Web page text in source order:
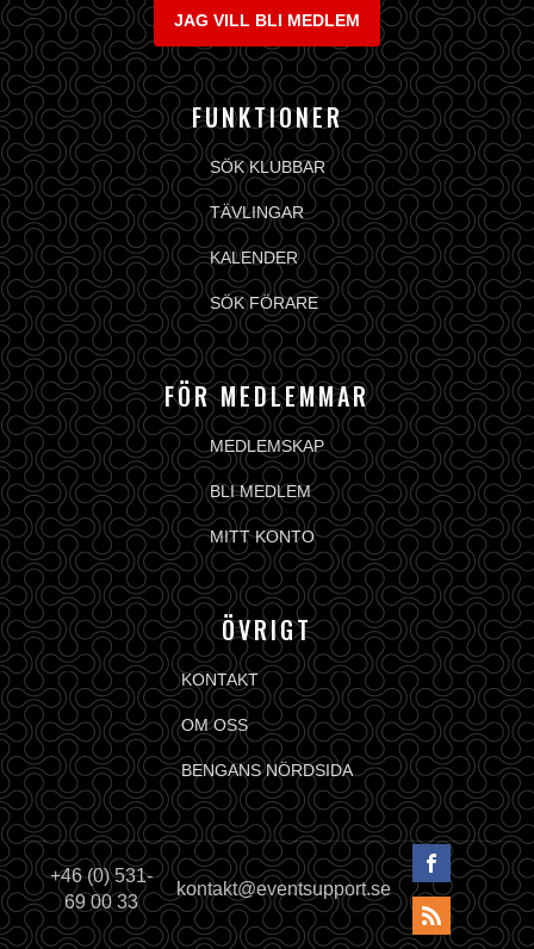
JAG VILL BLI MEDLEM
FUNKTIONER
SÖK KLUBBAR
TÄVLINGAR
KALENDER
SÖK FÖRARE
FÖR MEDLEMMAR
MEDLEMSKAP
BLI MEDLEM
MITT KONTO
ÖVRIGT
KONTAKT
OM OSS
BENGANS NÖRDSIDA
+46 (0) 531-
69 00 33
kontakt@eventsupport.se